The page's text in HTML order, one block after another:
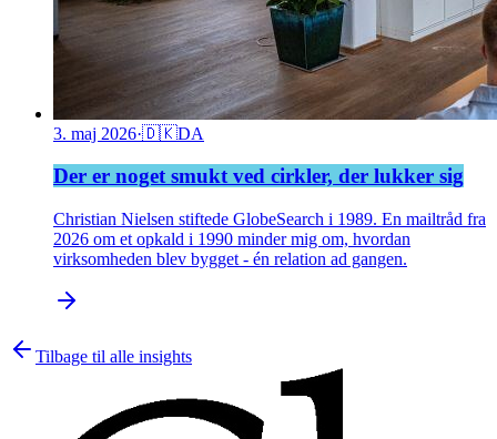
3. maj 2026·🇩🇰DA
Der er noget smukt ved cirkler, der lukker sig
Christian Nielsen stiftede GlobeSearch i 1989. En mailtråd fra
2026 om et opkald i 1990 minder mig om, hvordan
virksomheden blev bygget - én relation ad gangen.
Tilbage til alle insights